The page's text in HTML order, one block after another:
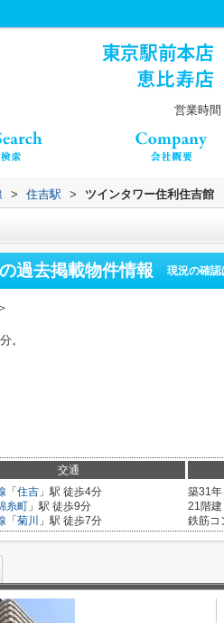
営業時間
> 住吉駅 > ツインタワー住利住吉館
の過去掲載物件情報 現況の確認
。
交通
「 住吉 」駅 徒歩4分
糸町 」駅 徒歩9分
「 菊川 」駅 徒歩7分
築31年
21階
鉄筋コ